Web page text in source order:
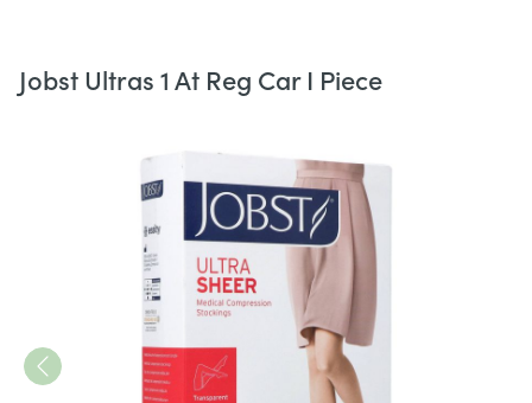
Jobst Ultras 1 At Reg Car I Piece